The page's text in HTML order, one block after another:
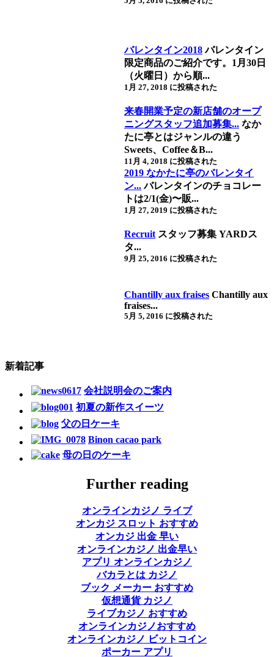
バレンタイン2018 バレンタイン
限定商品のご紹介です。1月30日
（火曜日）から順...
1月 27, 2018 に投稿された
来春開業予定の新店舗のオープ
ニングスタッフ追加募集... なか
たに亭とはジャンルの違う
Sweets、Coffee＆B...
11月 4, 2018 に投稿された
2019 なかたに亭のバレンタイ
ン... バレンタインのチョコレー
トは2/1(金)〜販...
1月 27, 2019 に投稿された
Recruit スタッフ募集 YARDス
タ...
9月 25, 2016 に投稿された
Chantilly aux fraises Chantilly aux
fraises...
5月 5, 2016 に投稿された
新着記事
会社説明会のご案内
初夏の新作スイーツ
父の日ケーキ
Binon cacao park
母の日のケーキ
Further reading
オンラインカジノ ライブ
オンカジ スロット おすすめ
オンカジ 出金 早い
オンラインカジノ 出金早い
アプリ オンラインカジノ
バカラとは カジノ
ブック メーカー おすすめ
仮想通貨 カジノ
ライブカジノ おすすめ
オンラインカジノおすすめ
オンラインカジノ ビットコイン
ポーカー アプリ